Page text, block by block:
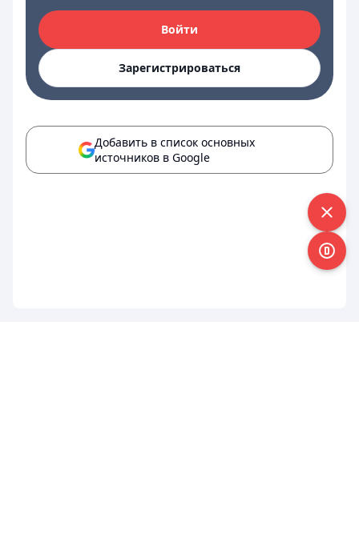
Войти
Зарегистрироваться
Добавить в список основных
источников в Google